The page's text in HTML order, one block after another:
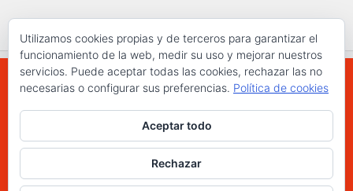
WWW.ELCHAPLON.COM © 2026. Todos los
derechos reservados.
Utilizamos cookies propias y de terceros para garantizar el
funcionamiento de la web, medir su uso y mejorar nuestros
servicios. Puede aceptar todas las cookies, rechazar las no
necesarias o configurar sus preferencias. Política de cookies
Aceptar todo
Rechazar